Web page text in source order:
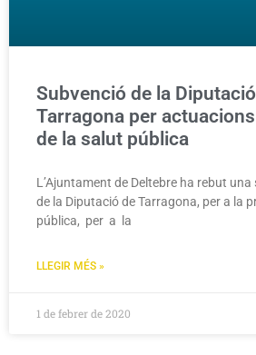
Subvenció de la
Tarragona per
de la salut pública
L’Ajuntament de Deltebre ha rebut
de la Diputació de Tarragona, per a la
pública, per a la
LLEGIR MÉS »
1 de febrer de 2020